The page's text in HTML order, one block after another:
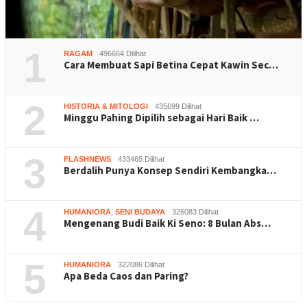
1 RAGAM 496664 Dilihat
Cara Membuat Sapi Betina Cepat Kawin Sec…
2 HISTORIA & MITOLOGI 435699 Dilihat
Minggu Pahing Dipilih sebagai Hari Baik …
3 FLASHNEWS 433465 Dilihat
Berdalih Punya Konsep Sendiri Kembangka…
4 HUMANIORA SENI BUDAYA 326083 Dilihat
Mengenang Budi Baik Ki Seno: 8 Bulan Abs…
5 HUMANIORA 322086 Dilihat
Apa Beda Caos dan Paring?